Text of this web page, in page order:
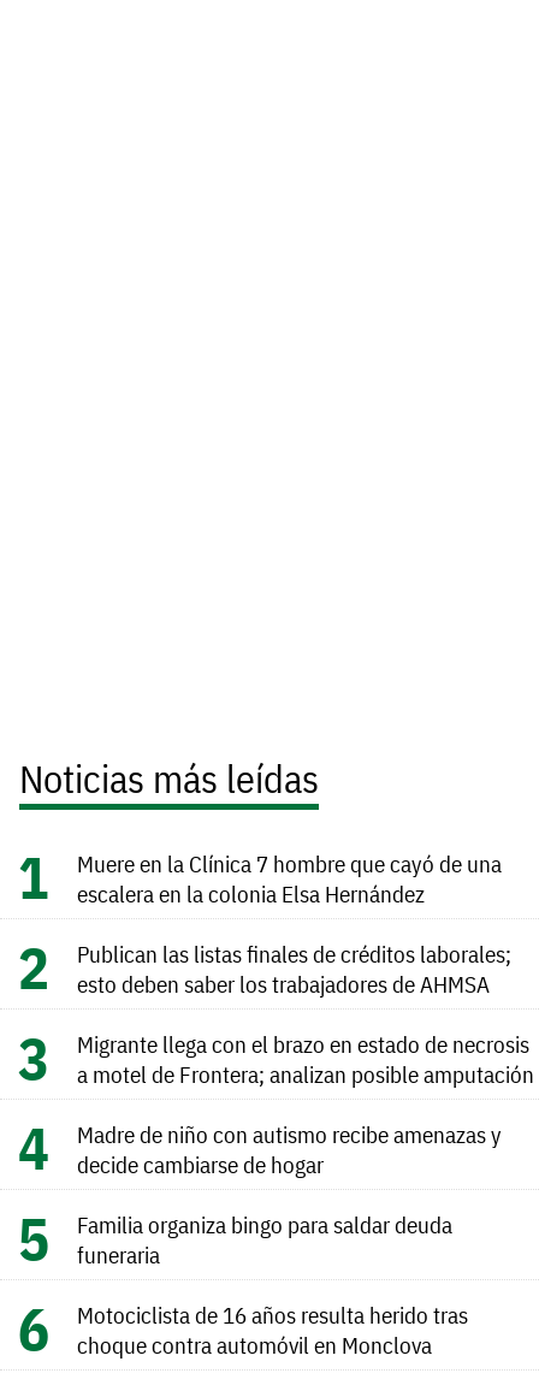
Noticias más leídas
Muere en la Clínica 7 hombre que cayó de una
escalera en la colonia Elsa Hernández
Publican las listas finales de créditos laborales;
esto deben saber los trabajadores de AHMSA
Migrante llega con el brazo en estado de necrosis
a motel de Frontera; analizan posible amputación
Madre de niño con autismo recibe amenazas y
decide cambiarse de hogar
Familia organiza bingo para saldar deuda
funeraria
Motociclista de 16 años resulta herido tras
choque contra automóvil en Monclova